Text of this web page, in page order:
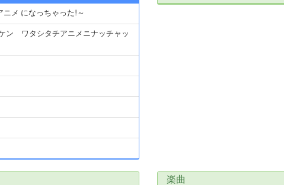
メ になっちゃった!～
ン ワタシタチアニメニナッチャッ
楽曲